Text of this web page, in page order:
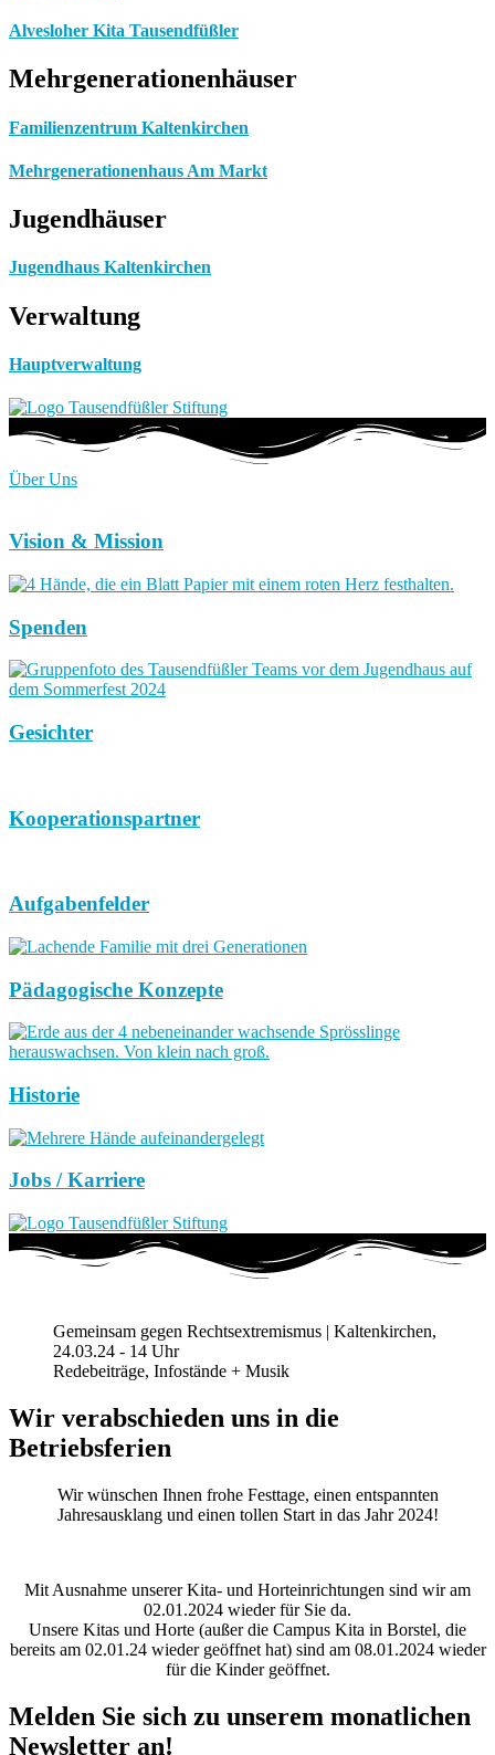
Alvesloher Kita Tausendfüßler
Mehrgenerationenhäuser
Familienzentrum Kaltenkirchen
Mehrgenerationenhaus Am Markt
Jugendhäuser
Jugendhaus Kaltenkirchen
Verwaltung
Hauptverwaltung
Über Uns
Vision & Mission
Spenden
Gesichter
Kooperationspartner
Aufgabenfelder
Pädagogische Konzepte
Historie
Jobs / Karriere
Gemeinsam gegen Rechtsextremismus | Kaltenkirchen,
24.03.24 - 14 Uhr
Redebeiträge, Infostände + Musik
Wir verabschieden uns in die
Betriebsferien
Wir wünschen Ihnen frohe Festtage, einen entspannten
Jahresausklang und einen tollen Start in das Jahr 2024!
Mit Ausnahme unserer Kita- und Horteinrichtungen sind wir am
02.01.2024 wieder für Sie da.
Unsere Kitas und Horte (außer die Campus Kita in Borstel, die
bereits am 02.01.24 wieder geöffnet hat) sind am 08.01.2024 wieder
für die Kinder geöffnet.
Melden Sie sich zu unserem monatlichen
Newsletter an!